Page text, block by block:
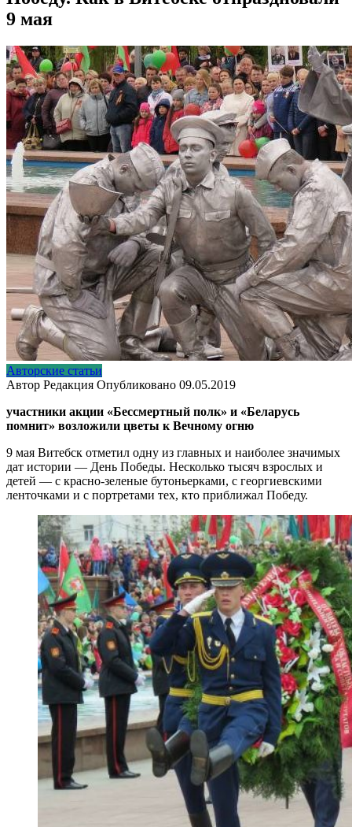
9 мая
Авторские статьи
Автор Редакция Опубликовано 09.05.2019
участники акции «Бессмертный полк» и «Беларусь
помнит» возложили цветы к Вечному огню
9 мая Витебск отметил одну из главных и наиболее значимых
дат истории — День Победы. Несколько тысяч взрослых и
детей — с красно-зеленые бутоньерками, с георгиевскими
ленточками и с портретами тех, кто приближал Победу.